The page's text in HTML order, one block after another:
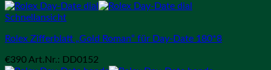
Schnellansicht
Rolex Zifferblatt „Gold Roman“ für Day-Date 180*8
€390 Art.Nr.: DD0152